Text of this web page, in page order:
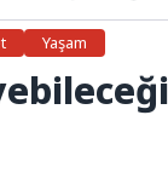
Yaşam